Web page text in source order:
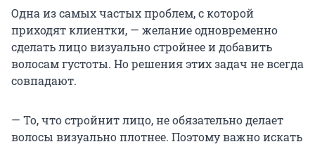
Одна из самых частых проблем, с которой
приходят клиентки, — желание одновременно
сделать лицо визуально стройнее и добавить
волосам густоты. Но решения этих задач не всегда
совпадают.
— То, что стройнит лицо, не обязательно делает
волосы визуально плотнее. Поэтому важно искать